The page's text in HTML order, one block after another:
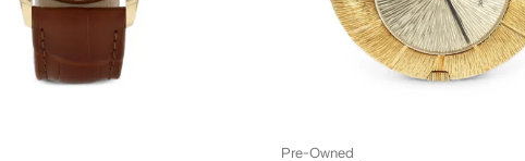
Pre-Owned